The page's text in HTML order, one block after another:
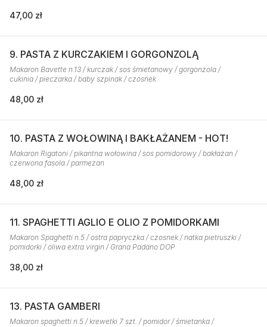
47,00 zł
9. PASTA Z KURCZAKIEM I GORGONZOLĄ
Makaron Bavette n.13 / kurczak / sos śmietanowy / gorgonzola /
cukinia / pieczarka / baby szpinak / czosnek
48,00 zł
10. PASTA Z WOŁOWINĄ I BAKŁAŻANEM - HOT!
Makaron Rigatoni / pikantna wołowina / sos pomidorowy / bakłażan /
czerwona fasola / parmezan
48,00 zł
11. SPAGHETTI AGLIO E OLIO Z POMIDORKAMI
Makaron Spaghetti n.5 / ostra papryczka / czosnek / natka pietruszki /
pomidorki / oliwa extra virgin / Grana Padano DOP
38,00 zł
13. PASTA GAMBERI
Makaron spaghetti n.5 / krewetki 7 szt. / pomidor / śmietanka /